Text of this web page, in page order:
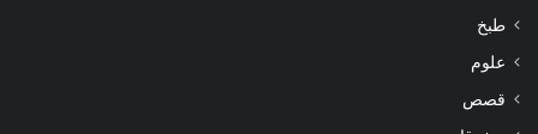
طبخ
علوم
قصص